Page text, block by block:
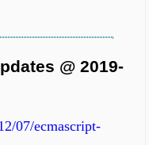
@ 2019-
07/ecmascript-